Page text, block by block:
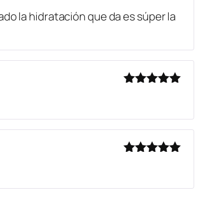
con5de 5
la hidratación que da es súper la